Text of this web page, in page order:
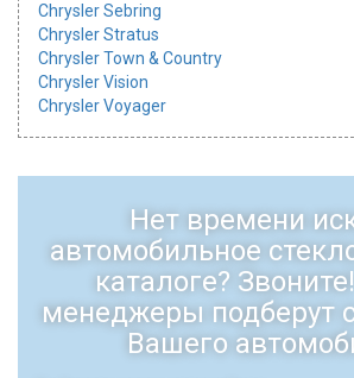
Chrysler Sebring
Chrysler Stratus
Chrysler Town & Country
Chrysler Vision
Chrysler Voyager
Нет времени
автомобильное
каталоге?
менеджеры подберут
Вашего